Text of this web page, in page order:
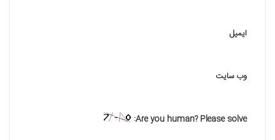
ایمیل
وب‌ سایت
Are you human? Please solve: